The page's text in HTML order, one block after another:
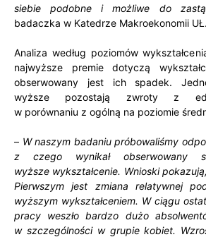
siebie podobne i możliwe do
badaczka w Katedrze Makroekonomii UŁ.
Analiza według poziomów
najwyższe premie dotyczą
obserwowany jest ich spadek.
wyższe pozostają zwroty z
w porównaniu z ogólną na poziomie
– W naszym badaniu próbowaliśmy
z czego wynikał obserwowany
wyższe wykształcenie. Wnioski
Pierwszym jest zmiana relatywnej
wyższym wykształceniem. W ciągu
pracy weszło bardzo dużo
w szczególności w grupie kobiet.